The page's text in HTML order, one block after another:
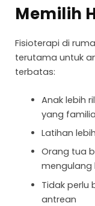
Memilih
Fisioterapi di
terutama untuk
terbatas:
Anak lebih
yang
Latihan
Orang tua
mengulang
Tidak perlu
antrean